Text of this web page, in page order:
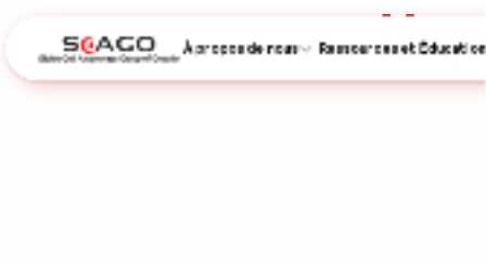
À propos de nous Ressources et Éducation